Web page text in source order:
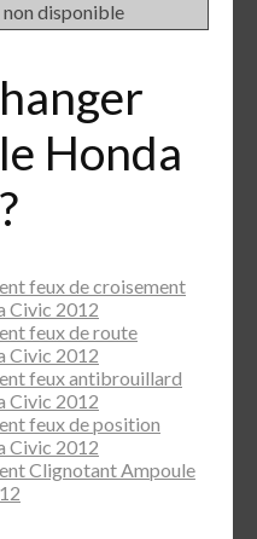
non disponible
Honda
feux de croisement
Civic 2012
feux de route
Civic 2012
feux antibrouillard
Civic 2012
feux de position
Civic 2012
Clignotant Ampoule